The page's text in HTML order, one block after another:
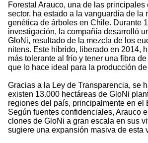
Forestal Arauco, una de las principales
sector, ha estado a la vanguardia de la
genética de árboles en Chile. Durante
investigación, la compañía desarrolló
GloNi, resultado de la mezcla de los
nitens. Este híbrido, liberado en 2014,
más tolerante al frío y tener una fibra
que lo hace ideal para la producción
Gracias a la Ley de Transparencia, se
existen 13.000 hectáreas de GloNi
regiones del país, principalmente en el
Según fuentes confidenciales, Arauco
clones de GloNi a gran escala en sus
sugiere una expansión masiva de esta